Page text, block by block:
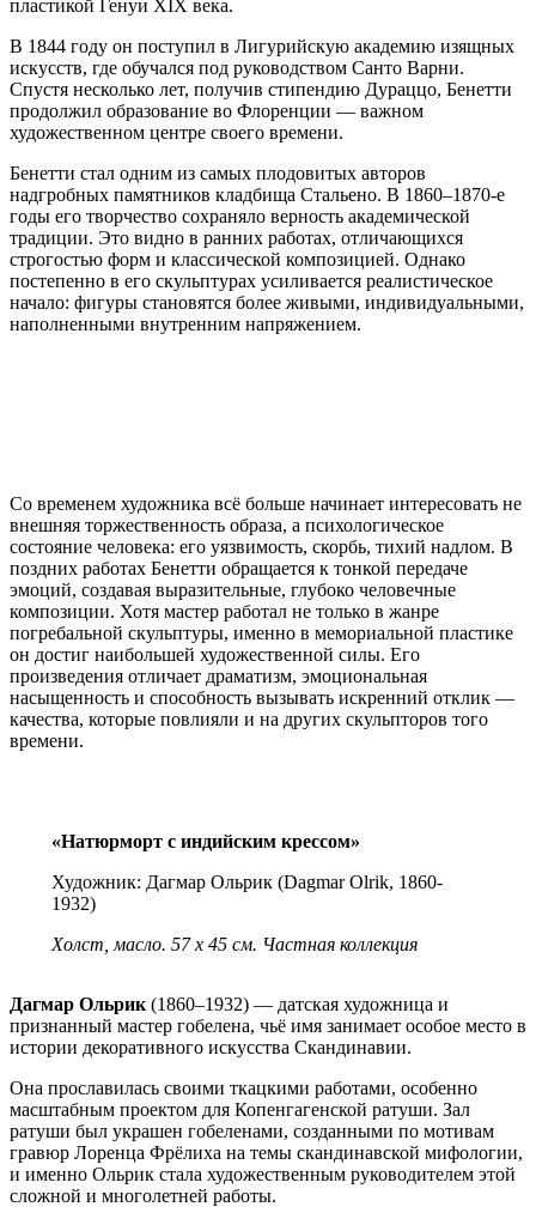
пластикой Генуи XIX века.
В 1844 году он поступил в Лигурийскую академию изящных
искусств, где обучался под руководством Санто Варни.
Спустя несколько лет, получив стипендию Дураццо, Бенетти
продолжил образование во Флоренции — важном
художественном центре своего времени.
Бенетти стал одним из самых плодовитых авторов
надгробных памятников кладбища Стальено. В 1860–1870-е
годы его творчество сохраняло верность академической
традиции. Это видно в ранних работах, отличающихся
строгостью форм и классической композицией. Однако
постепенно в его скульптурах усиливается реалистическое
начало: фигуры становятся более живыми, индивидуальными,
наполненными внутренним напряжением.
Со временем художника всё больше начинает интересовать не
внешняя торжественность образа, а психологическое
состояние человека: его уязвимость, скорбь, тихий надлом. В
поздних работах Бенетти обращается к тонкой передаче
эмоций, создавая выразительные, глубоко человечные
композиции. Хотя мастер работал не только в жанре
погребальной скульптуры, именно в мемориальной пластике
он достиг наибольшей художественной силы. Его
произведения отличает драматизм, эмоциональная
насыщенность и способность вызывать искренний отклик —
качества, которые повлияли и на других скульпторов того
времени.
«Натюрморт с индийским крессом»
Художник: Дагмар Ольрик (Dagmar Olrik, 1860-
1932)
Холст, масло. 57 x 45 см. Частная коллекция
Дагмар Ольрик (1860–1932) — датская художница и
признанный мастер гобелена, чьё имя занимает особое место в
истории декоративного искусства Скандинавии.
Она прославилась своими ткацкими работами, особенно
масштабным проектом для Копенгагенской ратуши. Зал
ратуши был украшен гобеленами, созданными по мотивам
гравюр Лоренца Фрёлиха на темы скандинавской мифологии,
и именно Ольрик стала художественным руководителем этой
сложной и многолетней работы.